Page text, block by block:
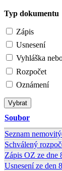
Typ dokumentu
Zápis
Usnesení
Vyhláška
Rozpočet
Oznámení
Soubor
Seznam
Schválený
Zápis OZ ze dne
Usnesení ze den